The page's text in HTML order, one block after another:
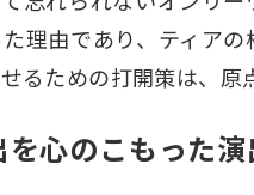
理由であり、ティア
るための打開策は、原
心のこもった演